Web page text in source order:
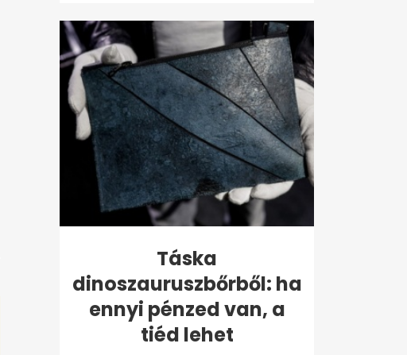
Táska
dinoszauruszbőrből: ha
ennyi pénzed van, a
tiéd lehet